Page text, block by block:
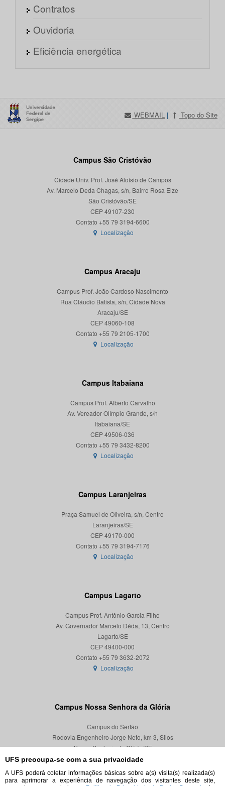
UFS preocupa-se com a sua privacidade
A UFS poderá coletar informações básicas sobre a(s) visita(s) realizada(s)
para aprimorar a experiência de navegação dos visitantes deste site,
Contratos
Ouvidoria
Eficiência energética
WEBMAIL | Topo do Site
Campus São Cristóvão
Cidade Univ. Prof. José Aloísio de Campos
Av. Marcelo Deda Chagas, s/n, Bairro Rosa Elze
São Cristóvão/SE
CEP 49107-230
Localização
Campus Aracaju
Campus Prof. João Cardoso Nascimento
Rua Cláudio Batista, s/n, Cidade Nova
Aracaju/SE
CEP 49060-108
Localização
Campus Itabaiana
Campus Prof. Alberto Carvalho
Av. Vereador Olímpio Grande, s/n
Itabaiana/SE
CEP 49506-036
Localização
Campus Laranjeiras
Praça Samuel de Oliveira, s/n, Centro
Laranjeiras/SE
CEP 49170-000
Localização
Campus Lagarto
Campus Prof. Antônio Garcia Filho
Av. Governador Marcelo Déda, 13, Centro
Lagarto/SE
CEP 49400-000
Localização
Campus Nossa Senhora da Glória
Campus do Sertão
Rodovia Engenheiro Jorge Neto, km 3, Silos
Nossa Senhora da Glória/SE
CEP 49680-000
Localização